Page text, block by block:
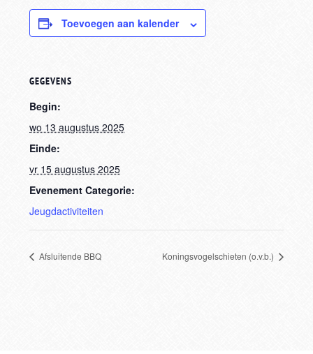
Toevoegen aan kalender
GEGEVENS
Begin:
wo 13 augustus 2025
Einde:
vr 15 augustus 2025
Evenement Categorie:
Jeugdactiviteiten
Afsluitende BBQ Koningsvogelschieten (o.v.b.)